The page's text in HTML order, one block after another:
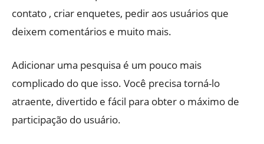
contato , criar enquetes, pedir aos usuários que
deixem comentários e muito mais.
Adicionar uma pesquisa é um pouco mais
complicado do que isso. Você precisa torná-lo
atraente, divertido e fácil para obter o máximo de
participação do usuário.